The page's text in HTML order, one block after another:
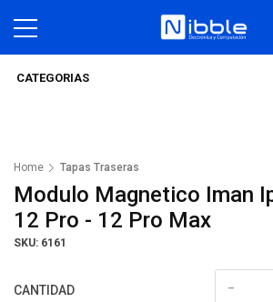
CATEGORIAS
Home Tapas Traseras
Modulo Magnetico Iman
12 Pro - 12 Pro Max
SKU: 6161
CANTIDAD -